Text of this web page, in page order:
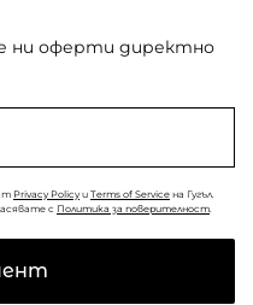
ни оферти директно
Privacy Policy и Terms of Service на Гугъл.
с Политика за поверителност